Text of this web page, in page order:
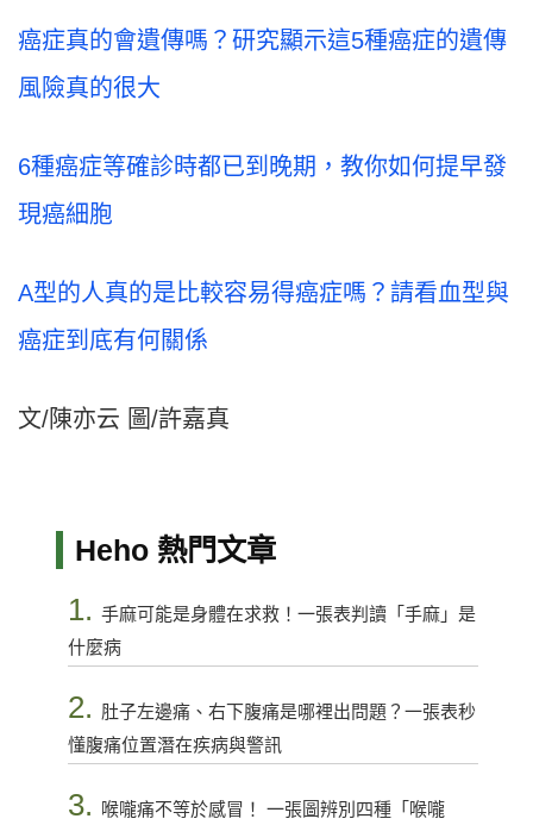
癌症真的會遺傳嗎？研究顯示這5種癌症的遺傳
風險真的很大
6種癌症等確診時都已到晚期，教你如何提早發
現癌細胞
A型的人真的是比較容易得癌症嗎？請看血型與
癌症到底有何關係
文/陳亦云 圖/許嘉真
Heho 熱門文章
1. 手麻可能是身體在求救！一張表判讀「手麻」是
什麼病
2. 肚子左邊痛、右下腹痛是哪裡出問題？一張表秒
懂腹痛位置潛在疾病與警訊
3.
喉嚨痛不等於感冒！ 一張圖辨別四種「喉嚨